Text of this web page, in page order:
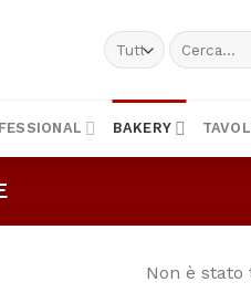
Cerca:
BAKERY
Non è